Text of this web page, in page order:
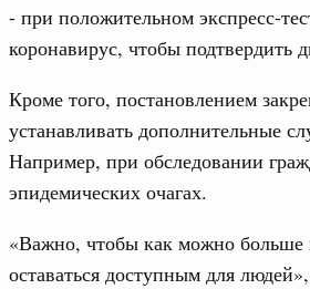
- при положительном экспресс-
коронавирус, чтобы подтвердить
Кроме того, постановлением
устанавливать дополнительные
Например, при обследовании
эпидемических очагах.
«Важно, чтобы как можно больше
оставаться доступным для
Гуров
«Кольцо открытий»
экономический союз.
отношения с